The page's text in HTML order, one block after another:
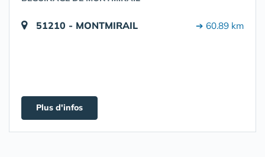
51210 - MONTMIRAIL ➔ 60.89 km
Plus d'infos